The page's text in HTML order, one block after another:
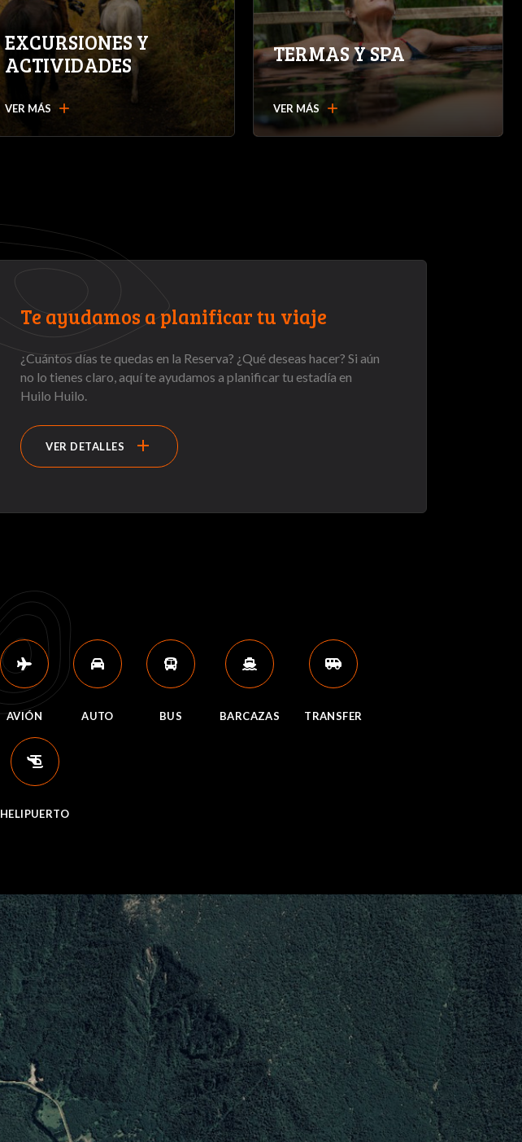
EXCURSIONES Y
ACTIVIDADES
VER MÁS add
TERMAS Y SPA
VER MÁS add
Te ayudamos a planificar tu viaje
¿Cuántos días te quedas en la Reserva? ¿Qué deseas hacer? Si aún
no lo tienes claro, aquí te ayudamos a planificar tu estadía en
Huilo Huilo.
VER DETALLES add
AVIÓN AUTO BUS BARCAZAS TRANSFER
HELIPUERTO